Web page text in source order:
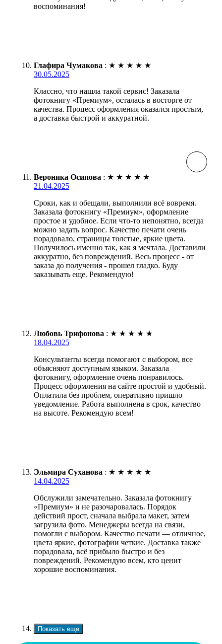
воспоминания!
Глафира Чумакова : ★ ★ ★ ★ ★
30.05.2025
Классно, что нашла такой сервис! Заказала
фотокнигу «Премиум», осталась в восторге от
качества. Процесс оформления оказался простым,
а доставка быстрой и аккуратной.
Вероника Осипова : ★ ★ ★ ★ ★
21.04.2025
Сроки, как и обещали, выполнили всё вовремя.
Заказала фотокнигу «Премиум», оформление
простое и удобное. Если что-то непонятно, всегда
можно задать вопрос. Качество печати очень
порадовало, страницы толстые, яркие цвета.
Получилось именно так, как я мечтала. Доставили
аккуратно, без повреждений. Весь процесс - от
заказа до получения - прошел гладко. Буду
заказывать еще. Рекомендую!
Любовь Трифонова : ★ ★ ★ ★ ★
18.04.2025
Консультанты всегда помогают с выбором, все
объясняют доступным языком. Заказала
фотокнигу, оформление очень понравилось.
Процесс оформления на сайте простой и удобный.
Оплатила без проблем, оперативно пришло
уведомление. Работа выполнена в срок, качество
на высоте. Рекомендую всем!
Эльмира Суханова : ★ ★ ★ ★ ★
14.04.2025
Обслужили замечательно. Заказала фотокнигу
«Премиум» и не разочаровалась. Порядок
действий прост, сначала выбрала макет, затем
загрузила фото. Менеджеры всегда на связи,
помогли с выбором. Качество печати — отличное,
цвета яркие, фотографии четкие. Доставка также
порадовала, всё прибыло быстро и без
повреждений. Рекомендую всем, кто ценит
хорошие воспоминания.
Показать еще